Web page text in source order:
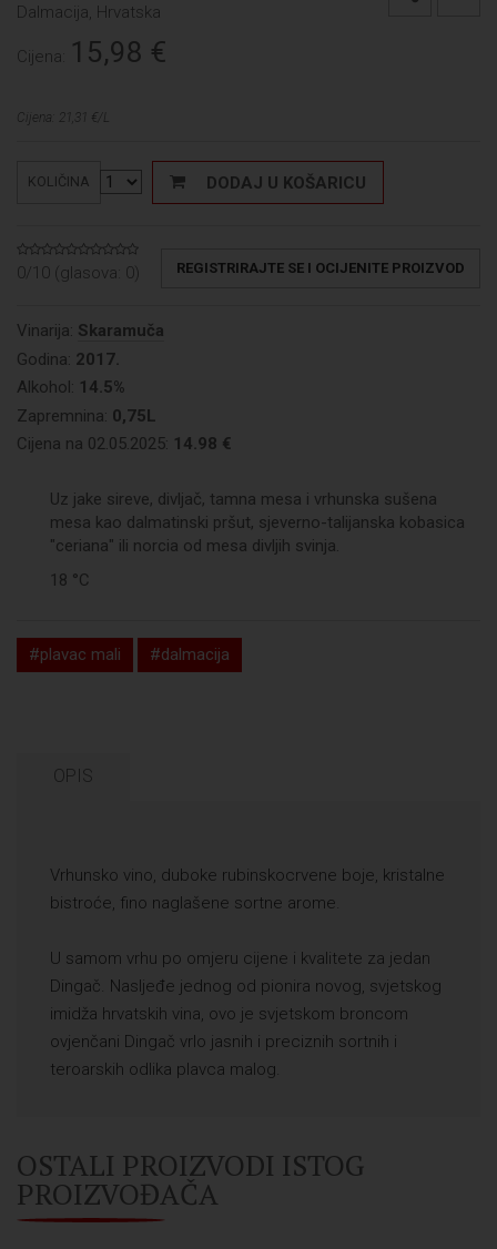
Dalmacija, Hrvatska
Cijena: 15,98 €
Cijena: 21,31 €/L
KOLIČINA DODAJ U KOŠARICU
0/10 (glasova: 0) REGISTRIRAJTE SE I OCIJENITE PROIZVOD
Vinarija: Skaramuča
Godina: 2017.
Alkohol: 14.5%
Zapremnina: 0,75L
Cijena na 02.05.2025: 14.98 €
Uz jake sireve, divljač, tamna mesa i vrhunska sušena
mesa kao dalmatinski pršut, sjeverno-talijanska kobasica
"ceriana" ili norcia od mesa divljih svinja.
18 °C
#plavac mali #dalmacija
OPIS
Vrhunsko vino, duboke rubinskocrvene boje, kristalne
bistroće, fino naglašene sortne arome.
U samom vrhu po omjeru cijene i kvalitete za jedan
Dingač. Nasljeđe jednog od pionira novog, svjetskog
imidža hrvatskih vina, ovo je svjetskom broncom
ovjenčani Dingač vrlo jasnih i preciznih sortnih i
teroarskih odlika plavca malog.
OSTALI PROIZVODI ISTOG
PROIZVOĐAČA